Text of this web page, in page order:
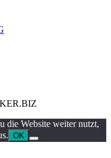
die Website weiter nutzt,
OK